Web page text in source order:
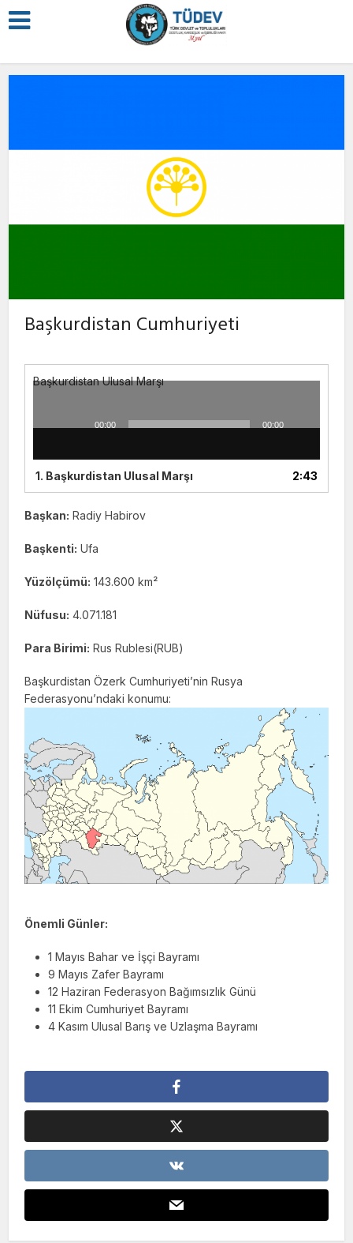
Başkurdistan Cumhuriyeti
Başkurdistan Ulusal Marşı
00:00 00:00
1. Başkurdistan Ulusal Marşı 2:43
Başkan: Radiy Habirov
Başkenti: Ufa
Yüzölçümü: 143.600 km²
Nüfusu: 4.071.181
Para Birimi: Rus Rublesi(RUB)
Başkurdistan Özerk Cumhuriyeti’nin Rusya
Federasyonu’ndaki konumu:
Önemli Günler:
1 Mayıs Bahar ve İşçi Bayramı
9 Mayıs Zafer Bayramı
12 Haziran Federasyon Bağımsızlık Günü
11 Ekim Cumhuriyet Bayramı
4 Kasım Ulusal Barış ve Uzlaşma Bayramı